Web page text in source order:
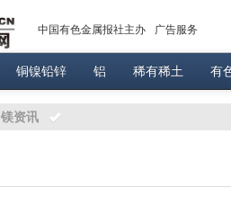
中国有色金属报社主办 广告服务
铜镍铅锌 铝 稀有稀土 有
镁资讯